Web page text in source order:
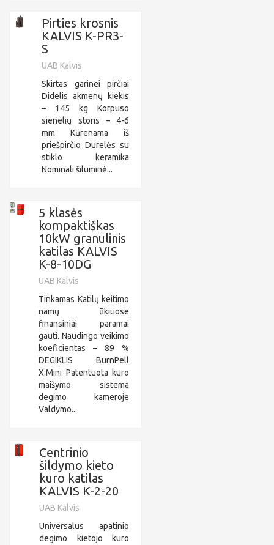
Pirties krosnis
KALVIS K-PR3-
S
UAB Kalvis
Skirtas garinei pirčiai
Didelis akmenų kiekis
– 145 kg Korpuso
sienelių storis – 4-6
mm Kūrenama iš
priešpirčio Durelės su
stiklo keramika
Nominali šiluminė...
5 klasės
kompaktiškas
10kW granulinis
katilas KALVIS
K-8-10DG
UAB Kalvis
Tinkamas Katilų keitimo
namų ūkiuose
finansiniai paramai
gauti. Naudingo veikimo
koeficientas – 89 %
DEGIKLIS BurnPell
X.Mini Patentuota kuro
maišymo sistema
degimo kameroje
Valdymo...
Centrinio
šildymo kieto
kuro katilas
KALVIS K-2-20
UAB Kalvis
Universalus apatinio
degimo kietojo kuro